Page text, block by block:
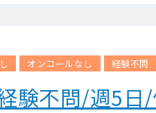
オンコールなし 経験不問
験不問/週5日